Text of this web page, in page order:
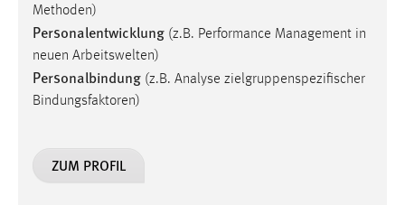
Methoden)
Personalentwicklung (z.B. Performance Management in
neuen Arbeitswelten)
Personalbindung (z.B. Analyse zielgruppenspezifischer
Bindungsfaktoren)
ZUM PROFIL